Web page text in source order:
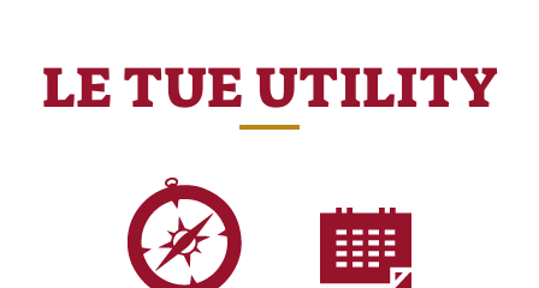
LE TUE UTILITY